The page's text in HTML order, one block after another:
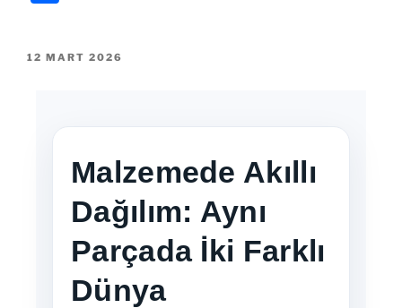
dI
o
p
ar
12 MART 2026
Malzemede Akıllı
Dağılım: Aynı
Parçada İki Farklı
Dünya